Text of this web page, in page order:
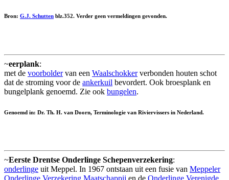
Bron: G.J. Schutten blz.352. Verder geen vermeldingen gevonden.
~eerplank:
met de voorboldervan een Waalschokkerverbonden houten schot
dat de stroming voor de ankerkuil bevordert. Ook broesplank en
bungelplank genoemd. Zie ook bungelen.
Genoemd in: Dr. Th. H. van Doorn, Terminologie van Riviervissers in Nederland.
~Eerste Drentse Onderlinge Schepenverzekering:
onderlinge uit Meppel. In 1967 ontstaan uit een fusie van Meppeler